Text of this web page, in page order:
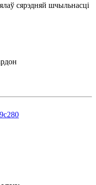
сярэдняй шчыльнасці